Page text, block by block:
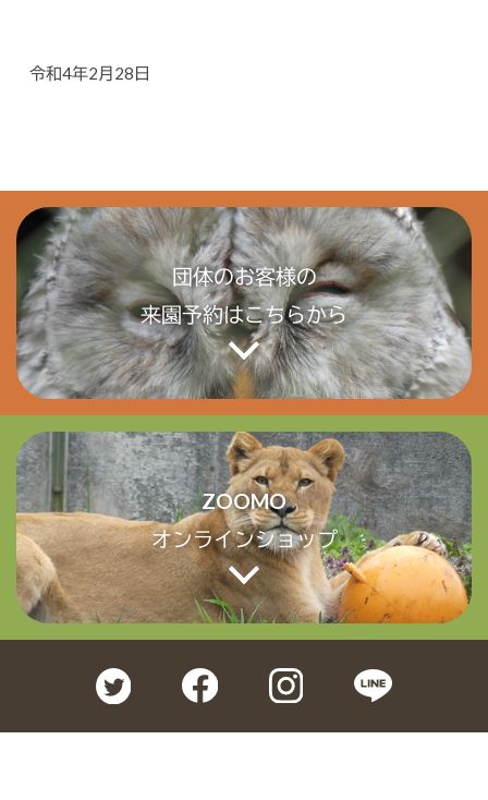
令和4年2月28日
団体のお客様の
来園予約はこちらから
ZOOMO
オンラインショップ